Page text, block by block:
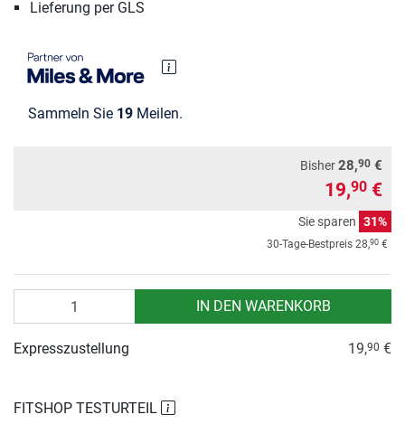
Lieferung per GLS
Sammeln Sie 19 Meilen.
Bisher28,90 €
19,90 €
Sie sparen 31%
30-Tage-Bestpreis 28,90 €
IN DEN WARENKORB
FITSHOP TESTURTEIL
Expresszustellung 19,90 €